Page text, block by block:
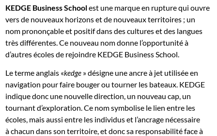
KEDGE Business Schoolest une marque en rupture qui ouvre
vers de nouveaux horizons et de nouveaux territoires ; un
nom prononçable et positif dans des cultures et des langues
très différentes. Ce nouveau nom donne l’opportunité à
d’autres écoles de rejoindre KEDGE Business School.
Le terme anglais «kedge » désigne une ancre à jet utilisée en
navigation pour faire bouger ou tourner les bateaux. KEDGE
indique donc une nouvelle direction, un nouveau cap, un
tournant d’exploration. Ce nom symbolise le lien entre les
écoles, mais aussi entre les individus et l’ancrage nécessaire
à chacun dans son territoire, et donc sa responsabilité face à